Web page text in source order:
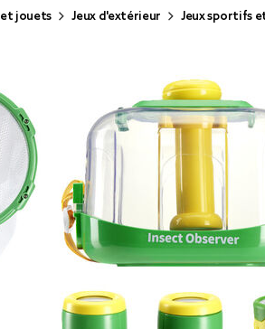
et jouets Jeux d'extérieur Jeux sportifs